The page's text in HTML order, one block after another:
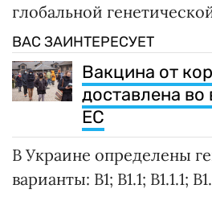
глобальной
ВАС ЗАИНТЕРЕСУЕТ
Вакцина от
доставлена во
ЕС
В Украине определены
варианты: В1; В1.1; В1.1.1;